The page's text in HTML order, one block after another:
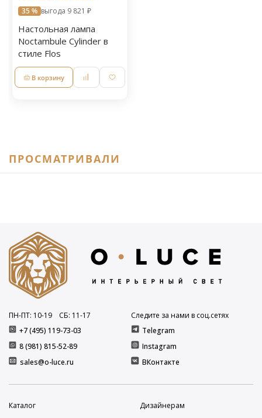
35 % выгода 9 821 ₽
Настольная лампа
Noctambule Cylinder в
стиле Flos
В корзину
ПРОСМАТРИВАЛИ
+7 (495) 119-73-03
8 (981) 815-52-89
ПН-ПТ: 10-19 СБ: 11-17
sales@o-luce.ru
Следите за нами в соц.сетях
Telegram
Instagram
ВКонтакте
Каталог
Дизайнерам